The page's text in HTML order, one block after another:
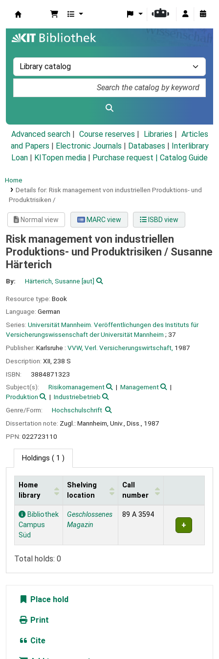
Advanced search Course reserves Libraries
Articles
and Papers
Electronic Journals Databases
Interlibrary
Loan
KITopen media Purchase request | Catalog Guide
Home
Details for: Risk management von industriellen Produktions- und
Produktrisiken /
Normal view MARC view ISBD view
Risk management von industriellen
Produktions- und Produktrisiken / Susanne
Härterich
By: Härterich, Susanne [aut]
Resource type: Book
Language: German
Series: Universität Mannheim. Veröffentlichungen des Instituts für
Versicherungswissenschaft der Universität Mannheim ; 37
Publisher: Karlsruhe : VVW, Verl. Versicherungswirtschaft, 1987
Description: XII, 238 S
ISBN:
3884871323
Subject(s):
Risikomanagement
Management
Produktion
Industriebetrieb
Genre/Form:
Hochschulschrift
Dissertation note: Zugl.: Mannheim, Univ., Diss., 1987
PPN: 022723110
Holdings ( 1 )
Holdings
Home
library
Shelving
location
Call
number
Bibliothek
Campus
Süd
Geschlossenes
Magazin
89 A 3594
Total holds: 0
Place hold
Print
Cite